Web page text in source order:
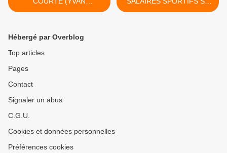
BALCHOY)
HAUSSENT AU NIVEAU DE
Hébergé par Overblog
Top articles
Pages
Contact
Signaler un abus
C.G.U.
Cookies et données personnelles
Préférences cookies